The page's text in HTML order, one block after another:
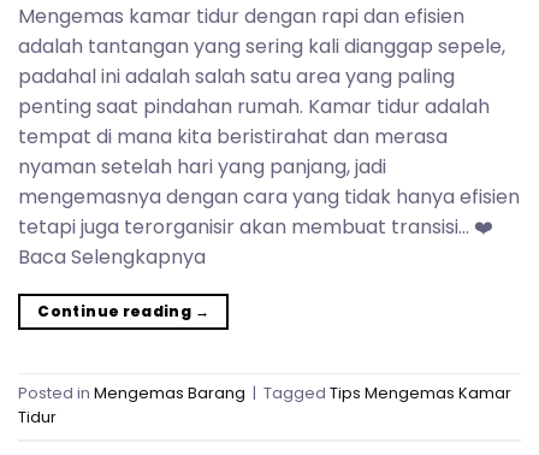
Mengemas kamar tidur dengan rapi dan efisien
adalah tantangan yang sering kali dianggap sepele,
padahal ini adalah salah satu area yang paling
penting saat pindahan rumah. Kamar tidur adalah
tempat di mana kita beristirahat dan merasa
nyaman setelah hari yang panjang, jadi
mengemasnya dengan cara yang tidak hanya efisien
tetapi juga terorganisir akan membuat transisi… ❤️
Baca Selengkapnya
Continue reading →
Posted in Mengemas Barang | Tagged Tips Mengemas Kamar
Tidur